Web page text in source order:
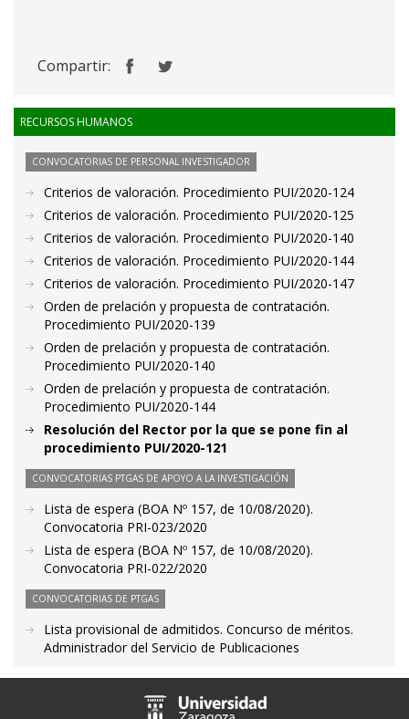
Compartir:
RECURSOS HUMANOS
CONVOCATORIAS DE PERSONAL INVESTIGADOR
Criterios de valoración. Procedimiento PUI/2020-124
Criterios de valoración. Procedimiento PUI/2020-125
Criterios de valoración. Procedimiento PUI/2020-140
Criterios de valoración. Procedimiento PUI/2020-144
Criterios de valoración. Procedimiento PUI/2020-147
Orden de prelación y propuesta de contratación.
Procedimiento PUI/2020-139
Orden de prelación y propuesta de contratación.
Procedimiento PUI/2020-140
Orden de prelación y propuesta de contratación.
Procedimiento PUI/2020-144
Resolución del Rector por la que se pone fin al
procedimiento PUI/2020-121
CONVOCATORIAS PTGAS DE APOYO A LA INVESTIGACIÓN
Lista de espera (BOA Nº 157, de 10/08/2020).
Convocatoria PRI-023/2020
Lista de espera (BOA Nº 157, de 10/08/2020).
Convocatoria PRI-022/2020
CONVOCATORIAS DE PTGAS
Lista provisional de admitidos. Concurso de méritos.
Administrador del Servicio de Publicaciones